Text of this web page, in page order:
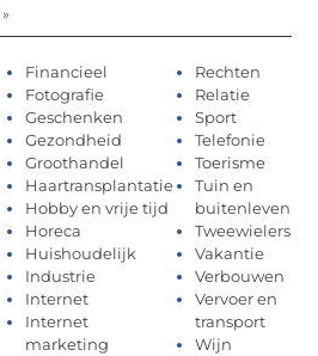
Financieel
Fotografie
Geschenken
Gezondheid
Groothandel
Haartransplantatie
Hobby en vrije tijd
Horeca
Huishoudelijk
Industrie
Internet
Internet
marketing
Rechten
Relatie
Sport
Telefonie
Toerisme
Tuin en
buitenleven
Tweewielers
Vakantie
Verbouwen
Vervoer en
transport
Wijn